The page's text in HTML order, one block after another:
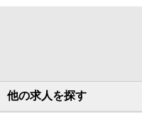
他の求人を探す